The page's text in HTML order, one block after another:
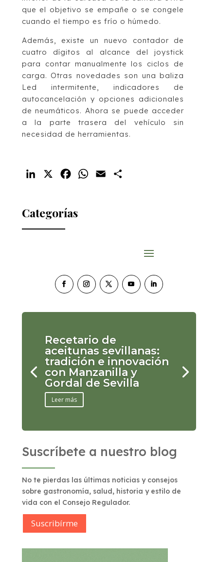
que el objetivo se empañe o se congele
cuando el tiempo es frío o húmedo.
Además, existe un nuevo contador de
cuatro dígitos al alcance del joystick
para contar manualmente los ciclos de
carga. Otras novedades son una baliza
Led intermitente, indicadores de
autocancelación y opciones adicionales
de neumáticos. Ahora se puede acceder
a la parte trasera del vehículo sin
necesidad de herramientas.
LinkedIn FacebookWhatsApp
Email
Categorías
Recetario de
aceitunas sevillanas:
tradición e innovación
con Manzanilla y
Gordal de Sevilla
Leer más
Suscríbete a nuestro blog
No te pierdas las últimas noticias y consejos
sobre gastronomía, salud, historia y estilo de
vida con el Consejo Regulador.
Suscribírme